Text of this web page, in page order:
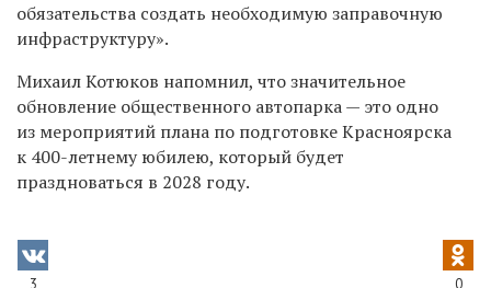
обязательства создать необходимую заправочную
инфраструктуру».
Михаил Котюков напомнил, что значительное
обновление общественного автопарка — это одно
из мероприятий плана по подготовке Красноярска
к 400-летнему юбилею, который будет
праздноваться в 2028 году.
3 0